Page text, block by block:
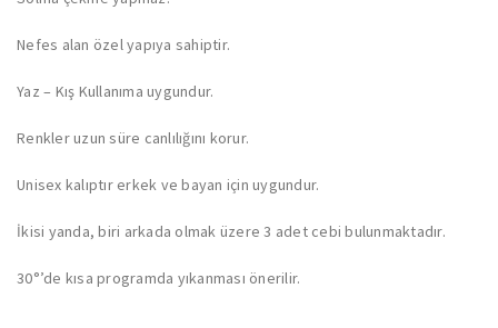
Nefes alan özel yapıya sahiptir.
Yaz – Kış Kullanıma uygundur.
Renkler uzun süre canlılığını korur.
Unisex kalıptır erkek ve bayan için uygundur.
İkisi yanda, biri arkada olmak üzere 3 adet cebi bulunmaktadır.
30°’de kısa programda yıkanması önerilir.